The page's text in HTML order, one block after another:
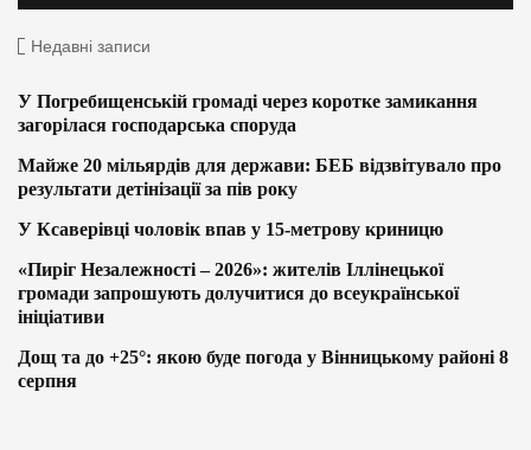
Недавні записи
У Погребищенській громаді через коротке замикання
загорілася господарська споруда
Майже 20 мільярдів для держави: БЕБ відзвітувало про
результати детінізації за пів року
У Ксаверівці чоловік впав у 15-метрову криницю
«Пиріг Незалежності – 2026»: жителів Іллінецької
громади запрошують долучитися до всеукраїнської
ініціативи
Дощ та до +25°: якою буде погода у Вінницькому районі 8
серпня